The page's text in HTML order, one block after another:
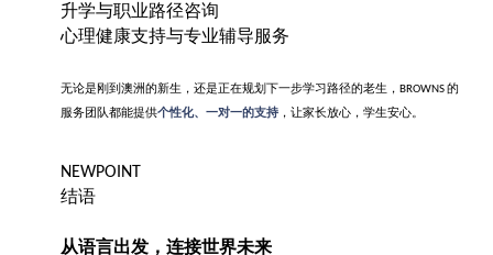
升学与职业路径咨询
心理健康支持与专业辅导服务
无论是刚到澳洲的新生，还是正在规划下一步学习路径的老生， BROWNS的
服务团队都能提供个性化、一对一的支持 ，让家长放心，学生安心。
NEWPOINT
结语
从语言出发，连接世界未来